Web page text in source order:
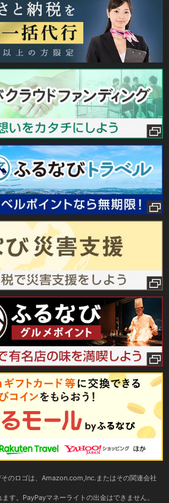
のロゴは、Amazon.com,Inc.またはその関連会社
す。PayPayマネーライトの出金はできません。